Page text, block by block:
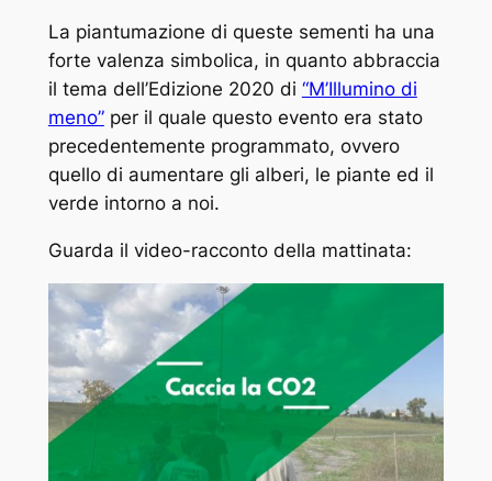
La piantumazione di queste sementi ha una
forte valenza simbolica, in quanto abbraccia
il tema dell’Edizione 2020 di “M’Illumino di
meno”per il quale questo evento era stato
precedentemente programmato, ovvero
quello di aumentare gli alberi, le piante ed il
verde intorno a noi.
Guarda il video-racconto della mattinata: